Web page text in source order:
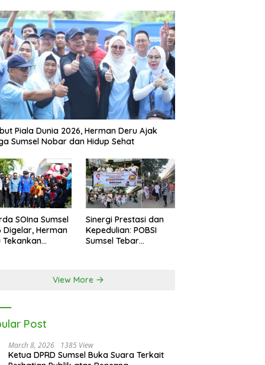
Piala Dunia 2026, Herman Deru Ajak
Sumsel Nobar dan Hidup Sehat
SOIna Sumsel
Digelar, Herman
Tekankan
Sinergi Prestasi dan
Kepedulian: POBSI
Sumsel Tebar
View More
Post
March 8, 2026 1385 View
Ketua DPRD Sumsel Buka Suara Terkait